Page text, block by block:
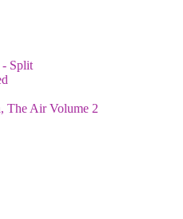
- Split
The Air Volume 2